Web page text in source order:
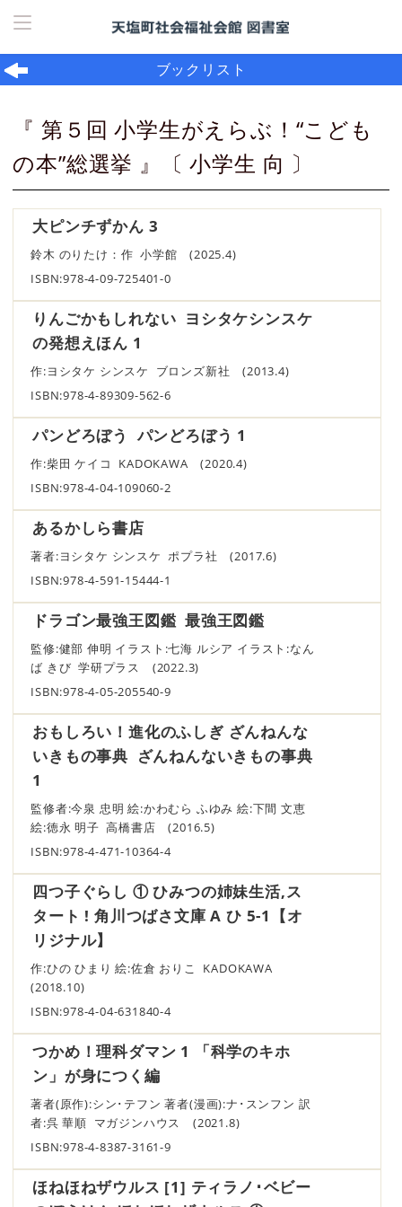
ホーム
ブックリスト
『 第５回 小学生がえらぶ！“こども
の本”総選挙 』〔 小学生 向 〕
大ピンチずかん 3
鈴木 のりたけ：作 小学館 (2025.4)
ISBN:978-4-09-725401-0
りんごかもしれない ヨシタケシンスケ
の発想えほん 1
作:ヨシタケ シンスケ ブロンズ新社 (2013.4)
ISBN:978-4-89309-562-6
パンどろぼう パンどろぼう 1
作:柴田 ケイコ KADOKAWA (2020.4)
ISBN:978-4-04-109060-2
あるかしら書店
著者:ヨシタケ シンスケ ポプラ社 (2017.6)
ISBN:978-4-591-15444-1
ドラゴン最強王図鑑 最強王図鑑
監修:健部 伸明 イラスト:七海 ルシア イラスト:なん
ば きび 学研プラス (2022.3)
ISBN:978-4-05-205540-9
おもしろい！進化のふしぎ ざんねんな
いきもの事典 ざんねんないきもの事典
1
監修者:今泉 忠明 絵:かわむら ふゆみ 絵:下間 文恵
絵:徳永 明子 高橋書店 (2016.5)
ISBN:978-4-471-10364-4
四つ子ぐらし ① ひみつの姉妹生活,ス
タート ! 角川つばさ文庫 A ひ 5-1【オ
リジナル】
作:ひの ひまり 絵:佐倉 おりこ KADOKAWA
(2018.10)
ISBN:978-4-04-631840-4
つかめ！理科ダマン 1 「科学のキホ
ン」が身につく編
著者(原作):シン･テフン 著者(漫画):ナ･スンフン 訳
者:呉 華順 マガジンハウス (2021.8)
ISBN:978-4-8387-3161-9
ほねほねザウルス [1] ティラノ･ベビー